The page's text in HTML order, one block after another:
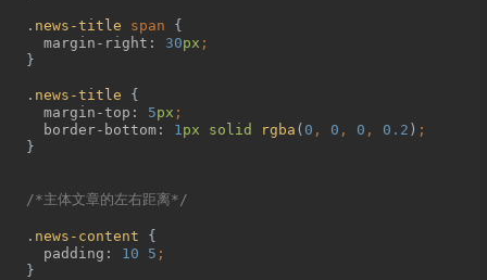
. news-title span {
margin-right : 30px ;
}
. news-title {
margin-top : 5px ;
border-bottom : 1px solid rgba ( 0 , 0 , 0 , 0.2 ) ;
}
/*主体文章的左右距离*/
. news-content {
padding : 10 5 ;
}